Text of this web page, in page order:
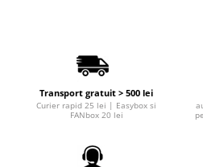
Filtre agent racire
Transport gratuit > 500 lei
Curier rapid 25 lei | Easybox si
FANbox 20 lei